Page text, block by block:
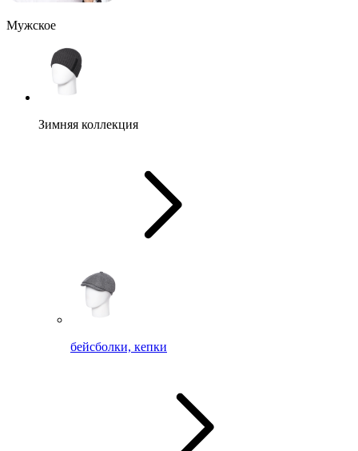
Мужское
Зимняя коллекция
бейсболки, кепки